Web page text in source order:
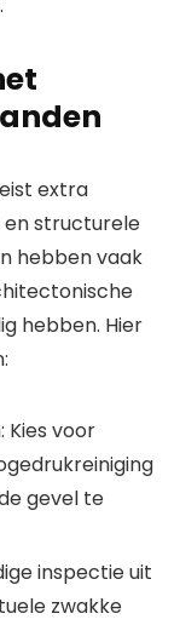
extra
en structurele
hebben vaak
hebben. Hier
Kies voor
gevel te
inspectie uit
zwakke